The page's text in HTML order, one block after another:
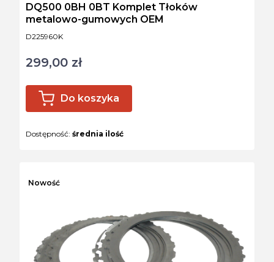
Kod produktu
D225960K
DQ500 0BH 0BT Komplet Tłoków
metalowo-gumowych OEM
Cena
299,00 zł
Do koszyka
Dostępność: średnia ilość
Nowość